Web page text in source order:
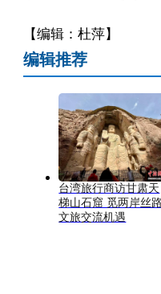
【编辑：杜萍】
编辑推荐
台湾旅行商访甘肃天
梯山石窟 觅两岸丝路
文旅交流机遇